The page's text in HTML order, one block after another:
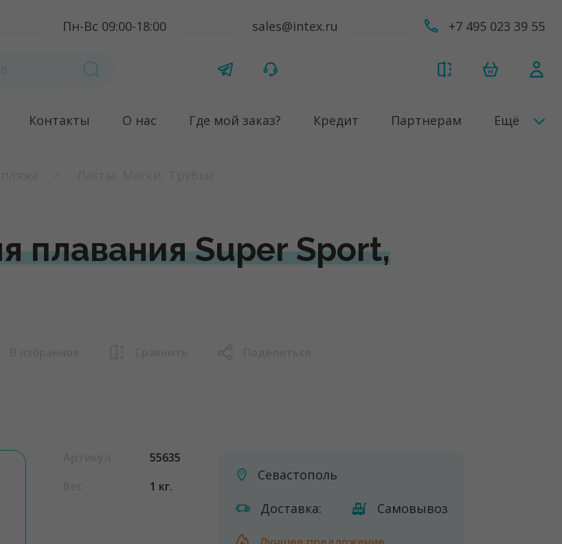
Пн-Вс 09:00-18:00 sales@intex.ru +7 495 023 39 55
Контакты О нас Где мой заказ? Кредит Партнерам Ещё
плавания Super Sport,
55635
1 кг.
Севастополь
Доставка: Самовывоз